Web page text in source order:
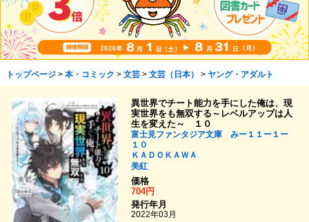
トップページ> 本・コミック > 文芸> 文芸（日本） > ヤング・アダルト
異世界でチート能力を手にした俺は、現
実世界をも無双する～レベルアップは人
生を変えた～ １０
富士見ファンタジア文庫 みー１１ー１ー
１０
ＫＡＤＯＫＡＷＡ
美紅
価格
704円
発行年月
2022年03月